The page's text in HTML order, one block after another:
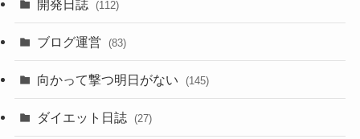
開発日誌 (112)
ブログ運営 (83)
向かって撃つ明日がない (145)
ダイエット日誌 (27)